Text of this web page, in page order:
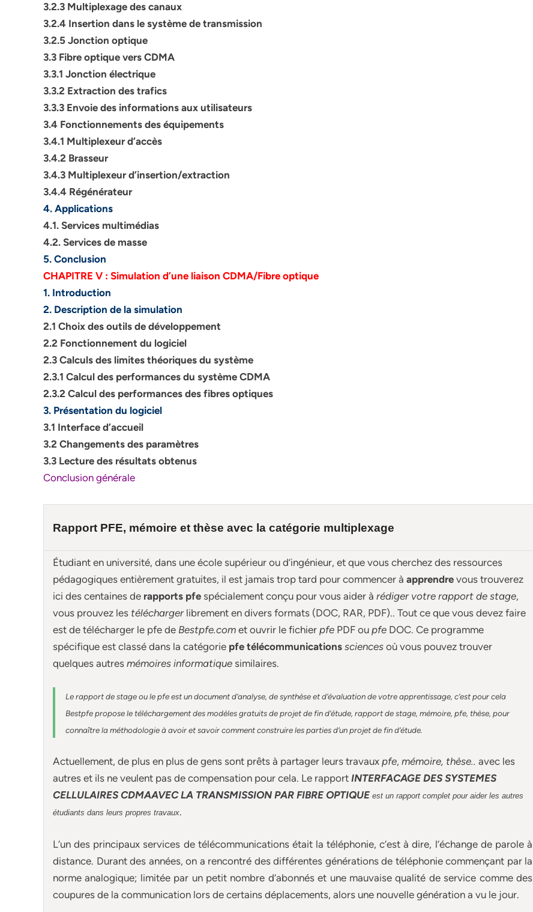
3.2.3 Multiplexage des canaux
3.2.4 Insertion dans le système de transmission
3.2.5 Jonction optique
3.3 Fibre optique vers CDMA
3.3.1 Jonction électrique
3.3.2 Extraction des trafics
3.3.3 Envoie des informations aux utilisateurs
3.4 Fonctionnements des équipements
3.4.1 Multiplexeur d’accès
3.4.2 Brasseur
3.4.3 Multiplexeur d’insertion/extraction
3.4.4 Régénérateur
4. Applications
4.1. Services multimédias
4.2. Services de masse
5. Conclusion
CHAPITRE V : Simulation d’une liaison CDMA/Fibre optique
1. Introduction
2. Description de la simulation
2.1 Choix des outils de développement
2.2 Fonctionnement du logiciel
2.3 Calculs des limites théoriques du système
2.3.1 Calcul des performances du système CDMA
2.3.2 Calcul des performances des fibres optiques
3. Présentation du logiciel
3.1 Interface d’accueil
3.2 Changements des paramètres
3.3 Lecture des résultats obtenus
Conclusion générale
Rapport PFE, mémoire et thèse avec la catégorie multiplexage
Étudiant en université, dans une école supérieur ou d’ingénieur, et que vous cherchez des ressources
pédagogiques entièrement gratuites, il est jamais trop tard pour commencer à apprendre vous trouverez
ici des centaines de rapports pfe spécialement conçu pour vous aider à rédiger votre rapport de stage,
vous prouvez les télécharger librement en divers formats (DOC, RAR, PDF).. Tout ce que vous devez faire
est de télécharger le pfe de Bestpfe.com et ouvrir le fichier pfe PDF ou pfe DOC. Ce programme
spécifique est classé dans la catégorie pfe télécommunications sciences où vous pouvez trouver
quelques autres mémoires informatique similaires.
Le rapport de stage ou le pfe est un document d’analyse, de synthèse et d’évaluation de votre apprentissage, c’est pour cela
Bestpfepropose le téléchargement des modèles gratuits de projet de fin d’étude, rapport de stage, mémoire, pfe, thèse, pour
connaître la méthodologie à avoir et savoir comment construire les parties d’un projet de fin d’étude
Actuellement, de plus en plus de gens sont prêts à partager leurs travaux pfe, mémoire, thèse.. avec les
autres et ils ne veulent pas de compensation pour cela. Le rapport INTERFACAGE DES SYSTEMES
CELLULAIRES CDMAAVEC LA TRANSMISSION PAR FIBRE OPTIQUE est un rapport complet pour aider les autres
étudiants dans leurs propres travaux.
L’un des principaux services de télécommunications était la téléphonie, c’est à dire, l’échange de parole à
distance. Durant des années, on a rencontré des différentes générations de téléphonie commençant par la
norme analogique; limitée par un petit nombre d’abonnés et une mauvaise qualité de service comme des
coupures de la communication lors de certains déplacements, alors une nouvelle génération a vu le jour.